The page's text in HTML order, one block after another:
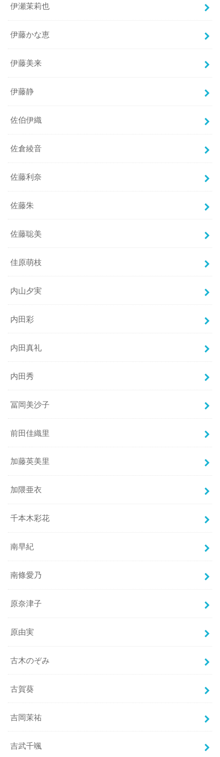
伊瀬茉莉也
伊藤かな恵
伊藤美来
伊藤静
佐伯伊織
佐倉綾音
佐藤利奈
佐藤朱
佐藤聡美
佳原萌枝
内山夕実
内田彩
内田真礼
内田秀
冨岡美沙子
前田佳織里
加藤英美里
加隈亜衣
千本木彩花
南早紀
南條愛乃
原奈津子
原由実
古木のぞみ
古賀葵
吉岡茉祐
吉武千颯